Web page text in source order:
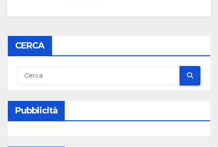
CERCA
Pubblicità